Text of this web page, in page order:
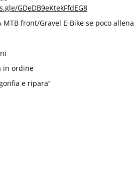
GDeDB9eKtekFfdEG8
MTB front/Gravel E-Bike se poco
in ordine
e ripara”